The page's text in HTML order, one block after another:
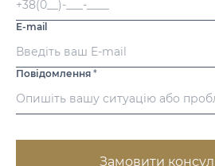
E-mail
Повідомлення *
Замовити